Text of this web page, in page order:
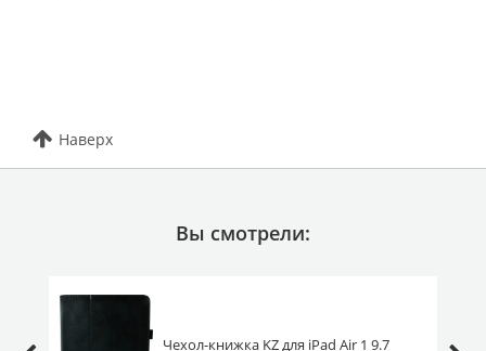
Наверх
Вы смотрели:
Чехол-книжка KZ для iPad Air 1 9.7